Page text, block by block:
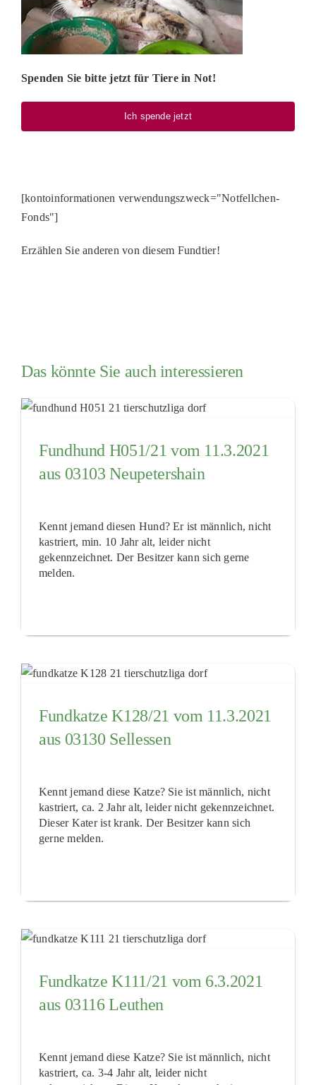
Spenden Sie bitte jetzt für Tiere in Not!
Ich spende jetzt
[kontoinformationen verwendungszweck="Notfellchen-
Fonds"]
Erzählen Sie anderen von diesem Fundtier!
Das könnte Sie auch interessieren
Fundhund H051/21 vom 11.3.2021
aus 03103 Neupetershain
Kennt jemand diesen Hund? Er ist männlich, nicht
kastriert, min. 10 Jahr alt, leider nicht
gekennzeichnet. Der Besitzer kann sich gerne
melden.
Fundkatze K128/21 vom 11.3.2021
aus 03130 Sellessen
Kennt jemand diese Katze? Sie ist männlich, nicht
kastriert, ca. 2 Jahr alt, leider nicht gekennzeichnet.
Dieser Kater ist krank. Der Besitzer kann sich
gerne melden.
Fundkatze K111/21 vom 6.3.2021
aus 03116 Leuthen
Kennt jemand diese Katze? Sie ist männlich, nicht
kastriert, ca. 3-4 Jahr alt, leider nicht